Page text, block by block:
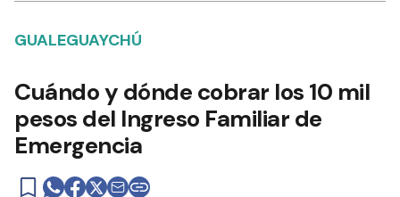
GUALEGUAYCHÚ
Cuándo y dónde cobrar los 10 mil
pesos del Ingreso Familiar de
Emergencia